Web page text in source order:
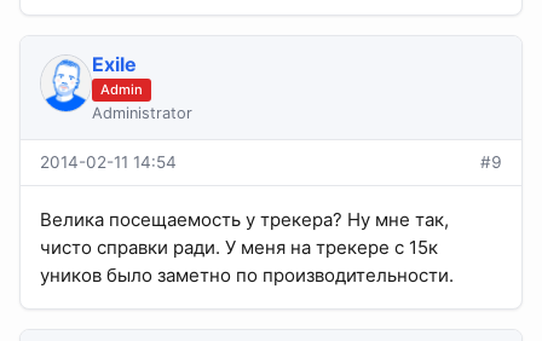
Exile
Admin
Administrator
2014-02-11 14:54 #9
Велика посещаемость у трекера? Ну мне так,
чисто справки ради. У меня на трекере с 15к
уников было заметно по производительности.